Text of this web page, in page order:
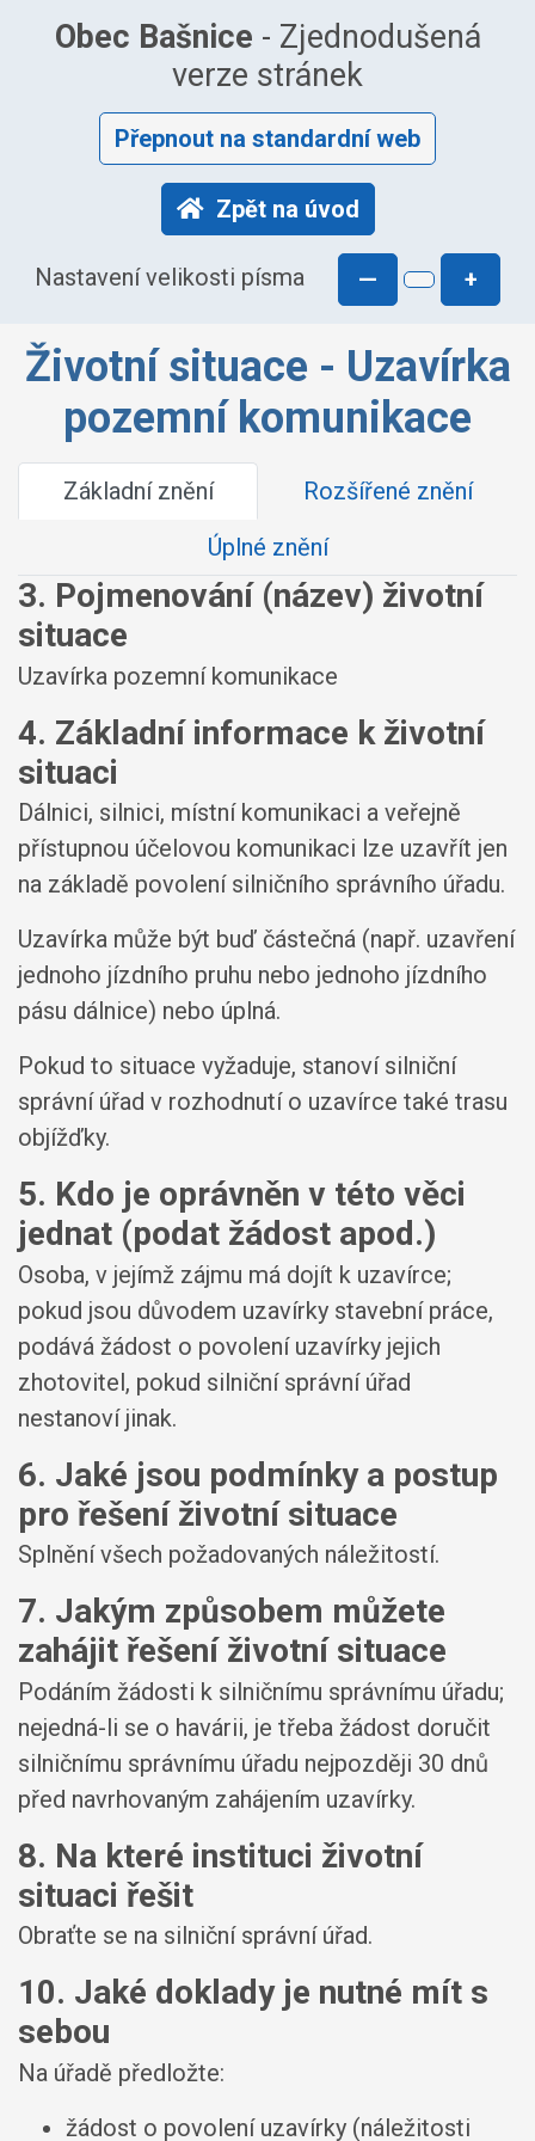
Obec Bašnice - Zjednodušená
verze stránek
Přepnout na standardní web
Zpět na úvod
Nastavení velikosti písma — +
Životní situace - Uzavírka
pozemní komunikace
Základní znění
Rozšířené znění
Úplné znění
3. Pojmenování (název) životní
situace
Uzavírka pozemní komunikace
4. Základní informace k životní
situaci
Dálnici, silnici, místní komunikaci a veřejně
přístupnou účelovou komunikaci lze uzavřít jen
na základě povolení silničního správního úřadu.
Uzavírka může být buď částečná (např. uzavření
jednoho jízdního pruhu nebo jednoho jízdního
pásu dálnice) nebo úplná.
Pokud to situace vyžaduje, stanoví silniční
správní úřad v rozhodnutí o uzavírce také trasu
objížďky.
5. Kdo je oprávněn v této věci
jednat (podat žádost apod.)
Osoba, v jejímž zájmu má dojít k uzavírce;
pokud jsou důvodem uzavírky stavební práce,
podává žádost o povolení uzavírky jejich
zhotovitel, pokud silniční správní úřad
nestanoví jinak.
6. Jaké jsou podmínky a postup
pro řešení životní situace
Splnění všech požadovaných náležitostí.
7. Jakým způsobem můžete
zahájit řešení životní situace
Podáním žádosti k silničnímu správnímu úřadu;
nejedná-li se o havárii, je třeba žádost doručit
silničnímu správnímu úřadu nejpozději 30 dnů
před navrhovaným zahájením uzavírky.
8. Na které instituci životní
situaci řešit
Obraťte se na silniční správní úřad.
10. Jaké doklady je nutné mít s
sebou
Na úřadě předložte:
žádost o povolení uzavírky (náležitosti